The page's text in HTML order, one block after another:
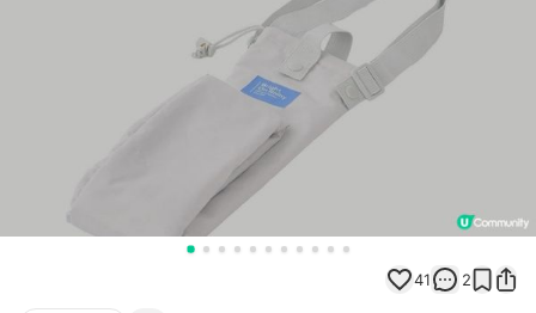
41 2